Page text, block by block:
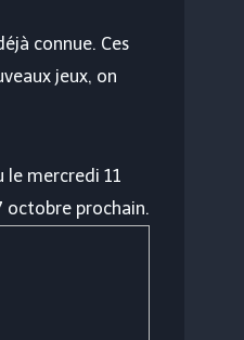
connue. Ces
jeux, on
le mercredi 11
octobre prochain.